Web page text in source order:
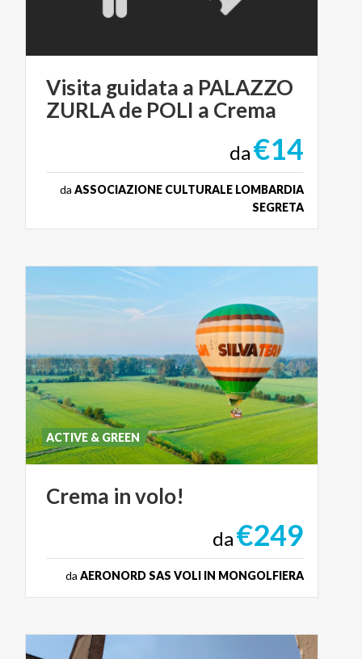
Visita guidata a PALAZZO
ZURLAde POLI a Crema
da€14
da ASSOCIAZIONE CULTURALE LOMBARDIA
SEGRETA
Crema involo!
ACTIVE & GREEN
da€249
da AERONORD SAS VOLI IN MONGOLFIERA